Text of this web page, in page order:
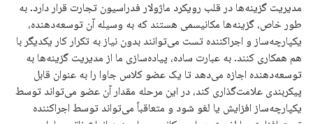
مدیریت گزینه‌ها در قلب رویکرد ماژولار فدراسیون تجارت قرار دارد. به
طور خاص، گزینه‌ها مکانیسمی هستند که به وسیله آن توسعه‌دهنده،
یکپارچه‌ساز و اجراکننده تست می‌توانند بدون نیاز به تکرار کار یکدیگر با
هم همکاری کنند. به عبارت ساده، پیاده‌سازی ما از مدیریت گزینه‌ها به
توسعه‌دهنده اجازه می‌دهد تا یک عضو کلاس جاوا را به عنوان قابل
پیکربندی علامت‌گذاری کند، در این مرحله مقدار آن عضو می‌تواند توسط
یکپارچه‌ساز افزایش یا لغو شود و متعاقباً می‌تواند توسط اجراکننده